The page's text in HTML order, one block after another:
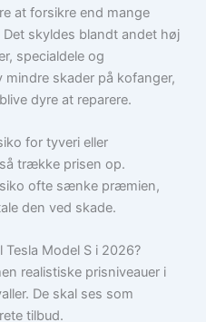
at forsikre end mange
skyldes blandt andet høj
specialdele og
skader på kofanger,
dyre at reparere.
for tyveri eller
trække prisen op.
ofte sænke præmien,
den ved skade.
Model S i 2026?
realistiske prisniveauer i
De skal ses som
tilbud.